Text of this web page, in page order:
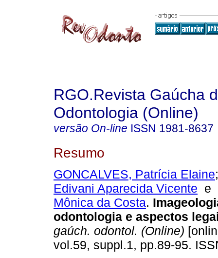
RGO.Revista Gaúcha
Odontologia (Online)
versão On-line ISSN 1981-8637
Resumo
GONCALVES, Patrícia Elaine
Edivani Aparecida Vicente e
Mônica da Costa.
odontologia e aspectos
gaúch. odontol. (Online)
vol.59, suppl.1, pp.89-95.